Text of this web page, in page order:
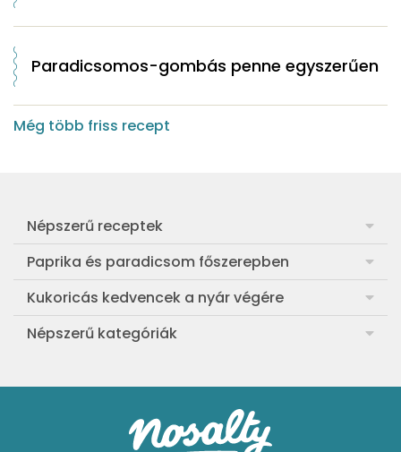
Paradicsomos-gombás penne egyszerűen
Még több friss recept
Népszerű receptek
Frankfurti leves
Egyszerű muffin
Aranygaluska
Egyszerű krumplifőzelék
Klasszikus madártej
Paprika és paradicsom főszerepben
Pan con Tomate
Paradicsom és paprika eltevése télre
Paradicsomos húsgombóc
Paradicsomos flat tart leveles tésztából
Kukoricás kedvencek a nyár végére
Legfinomabb főtt kukorica
Szójás-vajas grillkukoricák
Népszerű kategóriák